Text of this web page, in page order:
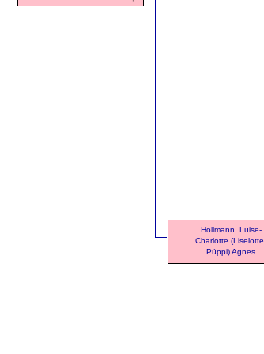
Hollmann, Luise-
Charlotte (Liselotte,
Püppi) Agnes